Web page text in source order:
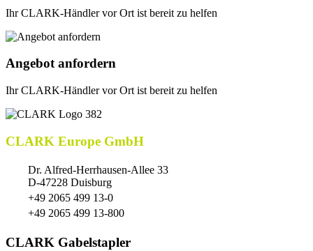
Ihr CLARK-Händler vor Ort ist bereit zu helfen
Angebot anfordern
Ihr CLARK-Händler vor Ort ist bereit zu helfen
CLARK Europe GmbH
Dr. Alfred-Herrhausen-Allee 33
D-47228 Duisburg
+49 2065 499 13-0
+49 2065 499 13-800
CLARK Gabelstapler